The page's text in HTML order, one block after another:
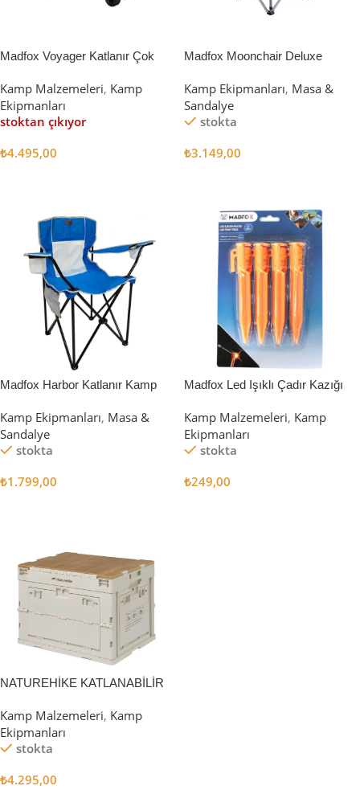
Madfox Voyager Katlanır Çok
[Vagon] BLACK
Kamp Malzemeleri, Kamp
Ekipmanları
stoktan çıkıyor
₺4.495,00
Madfox Moonchair Deluxe
Siyah/Gri
Kamp Ekipmanları, Masa &
Sandalye
stokta
₺3.149,00
Madfox Harbor Katlanır Kamp
Kamp Ekipmanları, Masa &
Sandalye
stokta
₺1.799,00
Madfox Led Işıklı Çadır Kazığı
Kamp Malzemeleri, Kamp
Ekipmanları
stokta
₺249,00
NATUREHİKE KATLANABİLİR
Kamp Malzemeleri, Kamp
Ekipmanları
stokta
₺4.295,00